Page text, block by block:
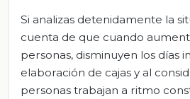
Si analizas detenidamente la
cuenta de que cuando
personas, disminuyen los días
elaboración de cajas y al
personas trabajan a ritmo